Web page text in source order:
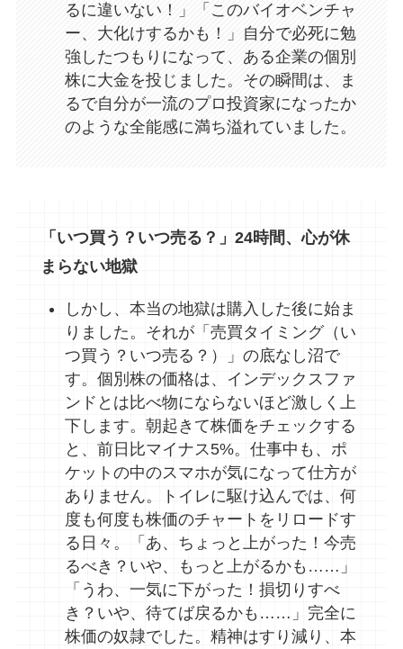
るに違いない！」「このバイオベンチャ
ー、大化けするかも！」自分で必死に勉
強したつもりになって、ある企業の個別
株に大金を投じました。その瞬間は、ま
るで自分が一流のプロ投資家になったか
のような全能感に満ち溢れていました。
「いつ買う？いつ売る？」24時間、心が休
まらない地獄
しかし、本当の地獄は購入した後に始ま
りました。それが「売買タイミング（い
つ買う？いつ売る？）」の底なし沼で
す。個別株の価格は、インデックスファ
ンドとは比べ物にならないほど激しく上
下します。朝起きて株価をチェックする
と、前日比マイナス5%。仕事中も、ポ
ケットの中のスマホが気になって仕方が
ありません。トイレに駆け込んでは、何
度も何度も株価のチャートをリロードす
る日々。「あ、ちょっと上がった！今売
るべき？いや、もっと上がるかも……」
「うわ、一気に下がった！損切りすべ
き？いや、待てば戻るかも……」完全に
株価の奴隷でした。精神はすり減り、本